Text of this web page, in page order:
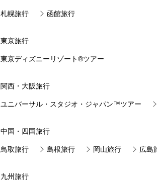
札幌旅行 函館旅行
東京旅行
東京ディズニーリゾート®ツアー
関西・大阪旅行
ユニバーサル・スタジオ・ジャパン™ツアー
中国・四国旅行
鳥取旅行 島根旅行 岡山旅行 広島
九州旅行